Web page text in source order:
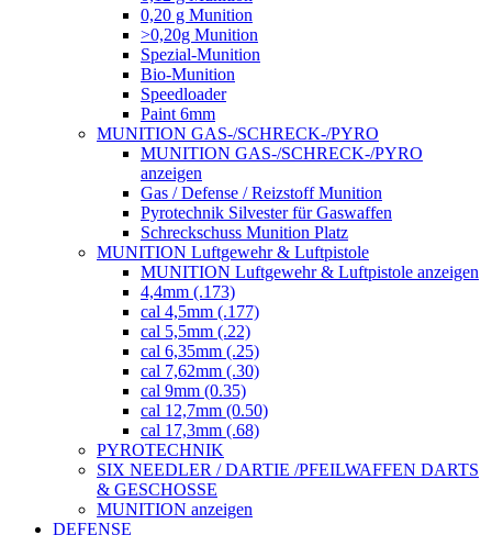
0,20 g Munition
>0,20g Munition
Spezial-Munition
Bio-Munition
Speedloader
Paint 6mm
MUNITION GAS-/SCHRECK-/PYRO
MUNITION GAS-/SCHRECK-/PYRO
anzeigen
Gas / Defense / Reizstoff Munition
Pyrotechnik Silvester für Gaswaffen
Schreckschuss Munition Platz
MUNITION Luftgewehr & Luftpistole
MUNITION Luftgewehr & Luftpistole anzeigen
4,4mm (.173)
cal 4,5mm (.177)
cal 5,5mm (.22)
cal 6,35mm (.25)
cal 7,62mm (.30)
cal 9mm (0.35)
cal 12,7mm (0.50)
cal 17,3mm (.68)
PYROTECHNIK
SIX NEEDLER / DARTIE /PFEILWAFFEN DARTS
& GESCHOSSE
MUNITION anzeigen
DEFENSE